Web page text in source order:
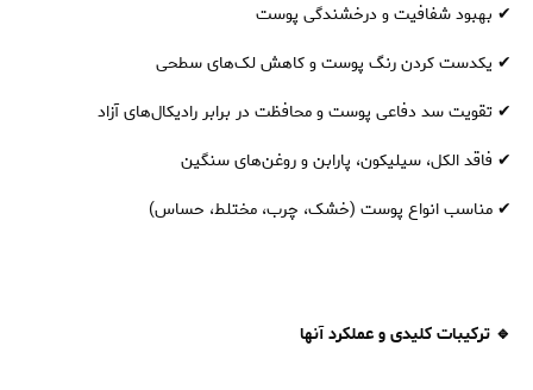
✔ بهبود شفافیت و درخشندگی پوست
✔ یکدست کردن رنگ پوست و کاهش لک‌های سطحی
✔ تقویت سد دفاعی پوست و محافظت در برابر رادیکال‌های آزاد
✔ فاقد الکل، سیلیکون، پارابن و روغن‌های سنگین
✔ مناسب انواع پوست (خشک، چرب، مختلط، حساس)
🔹 ترکیبات کلیدی و عملکرد آنها